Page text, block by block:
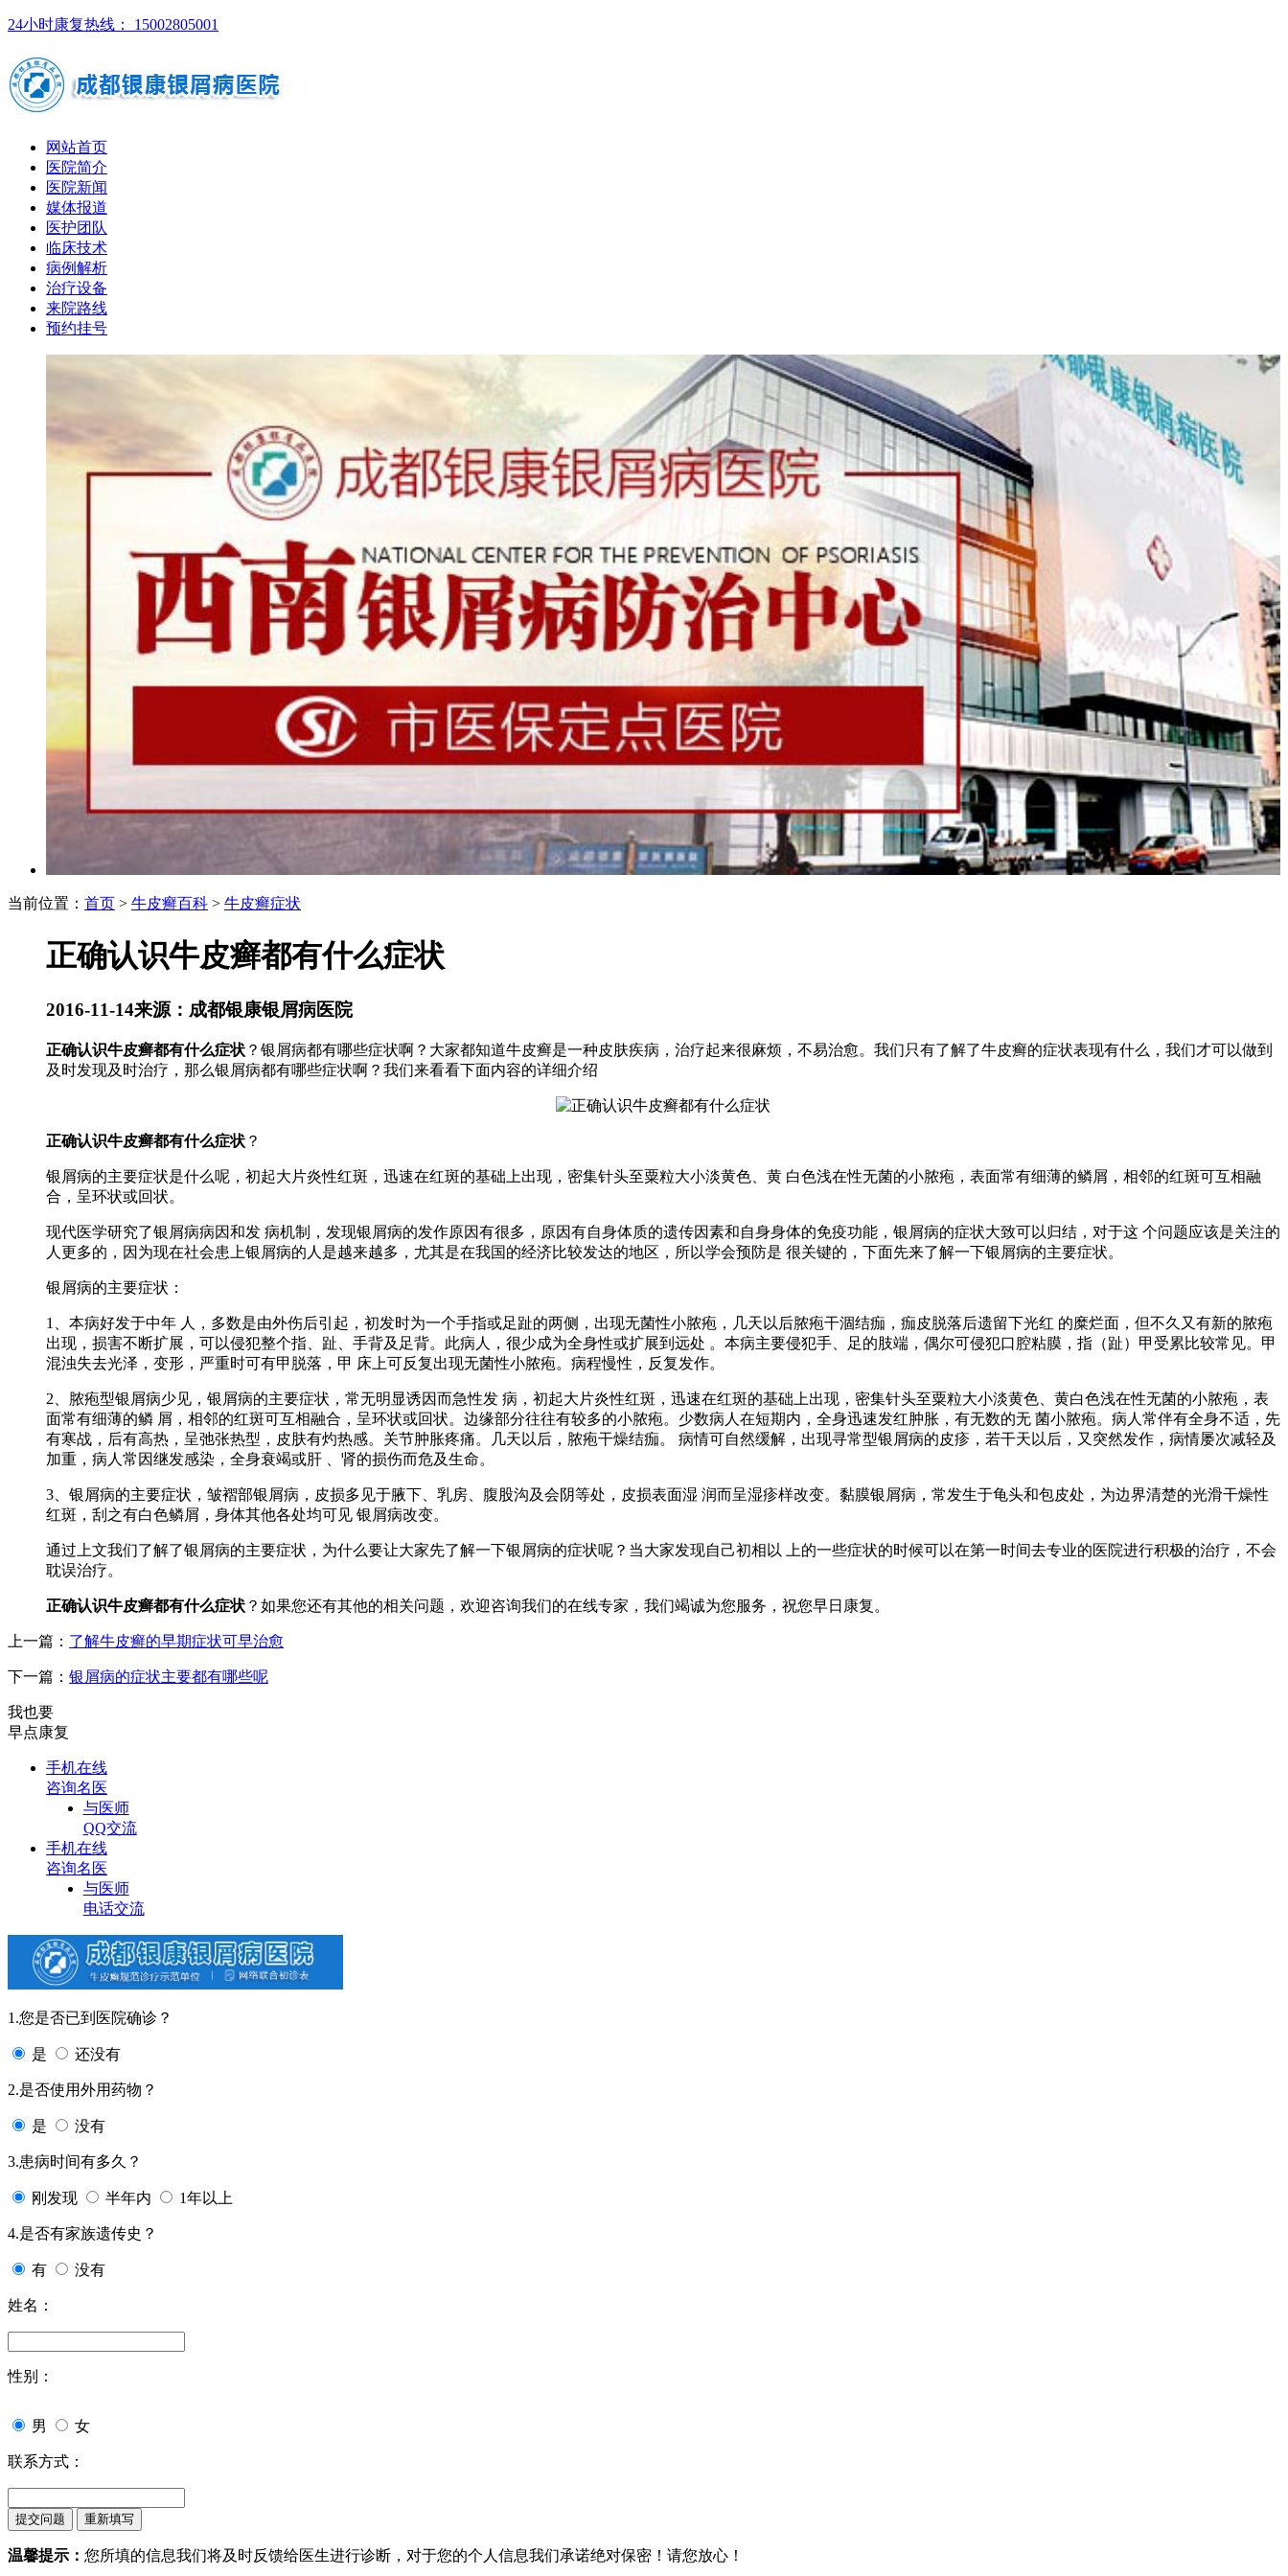
24小时康复热线： 15002805001
网站首页
医院简介
医院新闻
媒体报道
医护团队
临床技术
病例解析
治疗设备
来院路线
预约挂号
当前位置： 首页 > 牛皮癣百科 > 牛皮癣症状
正确认识牛皮癣都有什么症状
2016-11-14来源：成都银康银屑病医院
正确认识牛皮癣都有什么症状 ？银屑病都有哪些症状啊？大家都知道牛皮癣是一种皮肤疾病，治疗起来很麻烦，不易治愈。我们只有了解了牛皮癣的症状表现有什么，我们才可以做到
及时发现及时治疗，那么银屑病都有哪些症状啊？我们来看看下面内容的详细介绍
正确认识牛皮癣都有什么症状 ？
银屑病的主要症状是什么呢，初起大片炎性红斑，迅速在红斑的基础上出现，密集针头至粟粒大小淡黄色、黄 白色浅在性无菌的小脓疱，表面常有细薄的鳞屑，相邻的红斑可互相融
合，呈环状或回状。
现代医学研究了银屑病病因和发 病机制，发现银屑病的发作原因有很多，原因有自身体质的遗传因素和自身身体的免疫功能，银屑病的症状大致可以归结，对于这 个问题应该是关注的
人更多的，因为现在社会患上银屑病的人是越来越多，尤其是在我国的经济比较发达的地区，所以学会预防是 很关键的，下面先来了解一下银屑病的主要症状。
银屑病的主要症状：
1、本病好发于中年 人，多数是由外伤后引起，初发时为一个手指或足趾的两侧，出现无菌性小脓疱，几天以后脓疱干涸结痂，痂皮脱落后遗留下光红 的糜烂面，但不久又有新的脓疱
出现，损害不断扩展，可以侵犯整个指、趾、手背及足背。此病人，很少成为全身性或扩展到远处 。本病主要侵犯手、足的肢端，偶尔可侵犯口腔粘膜，指（趾）甲受累比较常见。甲
混浊失去光泽，变形，严重时可有甲脱落，甲 床上可反复出现无菌性小脓疱。病程慢性，反复发作。
2、脓疱型银屑病少见，银屑病的主要症状，常无明显诱因而急性发 病，初起大片炎性红斑，迅速在红斑的基础上出现，密集针头至粟粒大小淡黄色、黄白色浅在性无菌的小脓疱，表
面常有细薄的鳞 屑，相邻的红斑可互相融合，呈环状或回状。边缘部分往往有较多的小脓疱。少数病人在短期内，全身迅速发红肿胀，有无数的无 菌小脓疱。病人常伴有全身不适，先
有寒战，后有高热，呈弛张热型，皮肤有灼热感。关节肿胀疼痛。几天以后，脓疱干燥结痂。 病情可自然缓解，出现寻常型银屑病的皮疹，若干天以后，又突然发作，病情屡次减轻及
加重，病人常因继发感染，全身衰竭或肝 、肾的损伤而危及生命。
3、银屑病的主要症状，皱褶部银屑病，皮损多见于腋下、乳房、腹股沟及会阴等处，皮损表面湿 润而呈湿疹样改变。黏膜银屑病，常发生于龟头和包皮处，为边界清楚的光滑干燥性
红斑，刮之有白色鳞屑，身体其他各处均可见 银屑病改变。
通过上文我们了解了银屑病的主要症状，为什么要让大家先了解一下银屑病的症状呢？当大家发现自己初相以 上的一些症状的时候可以在第一时间去专业的医院进行积极的治疗，不会
耽误治疗。
正确认识牛皮癣都有什么症状 ？如果您还有其他的相关问题，欢迎咨询我们的在线专家，我们竭诚为您服务，祝您早日康复。
上一篇： 了解牛皮癣的早期症状可早治愈
下一篇： 银屑病的症状主要都有哪些呢
我也要
早点康复
手机在线
咨询名医
与医师
QQ交流
手机在线
咨询名医
与医师
电话交流
1.您是否已到医院确诊？
是 还没有
2.是否使用外用药物？
是 没有
3.患病时间有多久？
刚发现 半年内 1年以上
4.是否有家族遗传史？
有 没有
姓名：
性别：
男 女
联系方式：
温馨提示： 您所填的信息我们将及时反馈给医生进行诊断，对于您的个人信息我们承诺绝对保密！请您放心！